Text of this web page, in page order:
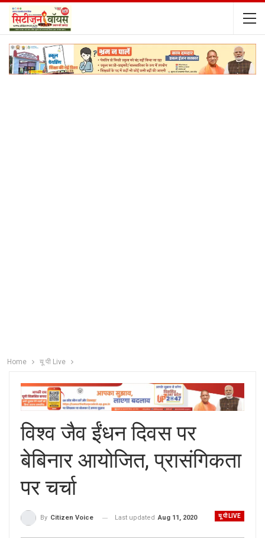
Home यू पी Live
विश्व जैव ईंधन दिवस पर
बेबिनार आयोजित, प्रासंगिकता
पर चर्चा
यू पी LIVE
By Citizen Voice Last updated Aug 11, 2020